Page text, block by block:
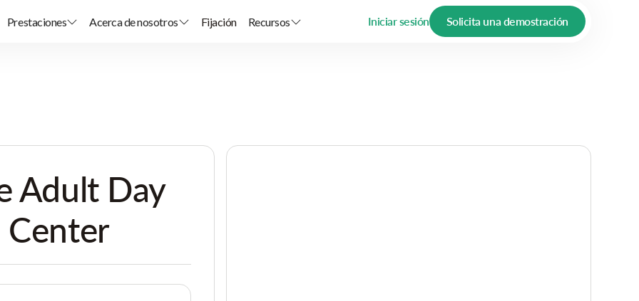
Prestaciones Acerca de nosotros Fijación Recursos Iniciar sesión Solicita una demostración
Adult Day
Center